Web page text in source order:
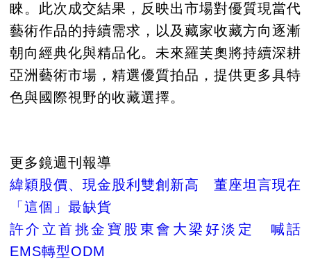
睞。此次成交結果，反映出市場對優質現當代
藝術作品的持續需求，以及藏家收藏方向逐漸
朝向經典化與精品化。未來羅芙奧將持續深耕
亞洲藝術市場，精選優質拍品，提供更多具特
色與國際視野的收藏選擇。
更多鏡週刊報導
緯穎股價、現金股利雙創新高 董座坦言現在
「這個」最缺貨
許介立首挑金寶股東會大梁好淡定 喊話
EMS轉型ODM